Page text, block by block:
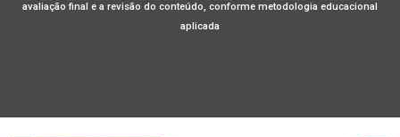
avaliação final e a revisão do conteúdo, conforme metodologia educacional
aplicada